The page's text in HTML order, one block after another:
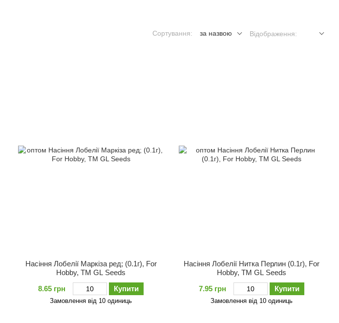
Сортування: за назвою Відображення:
Насіння Лобелiї Маркiза ред; (0.1г), For
Hobby, TM GL Seeds
8.65 грн
Купити
Замовлення від 10 одиниць
Насіння Лобелiї Нитка Перлин (0.1г), For
Hobby, TM GL Seeds
7.95 грн
Купити
Замовлення від 10 одиниць